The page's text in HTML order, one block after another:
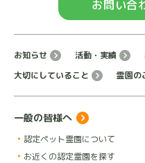
お問い合
お知らせ 活動・実績
大切にしていること
霊園の
一般の皆様へ
認定ペット霊園について
お近くの認定霊園を探す